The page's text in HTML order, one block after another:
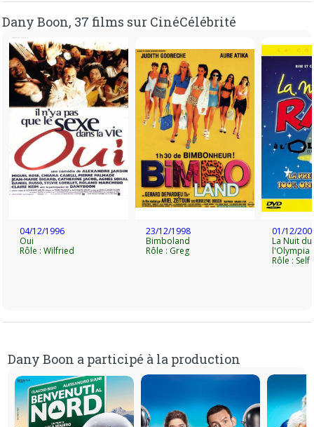
Dany Boon, 37 films sur CinéCélébrité
04/12/1996
Oui
Rôle : Wilfried
23/12/1998
Bimboland
Rôle : Greg
01/12/
La Nuit
l'Olympia
Rôle : Self
Dany Boon a participé à la production